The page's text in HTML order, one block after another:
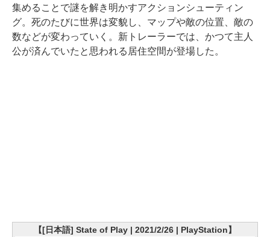
集めることで謎を解き明かすアクションシューティン
グ。死のたびに世界は変貌し、マップや敵の位置、敵の
数などが変わっていく。新トレーラーでは、かつて主人
公が済んでいたと思われる居住空間が登場した。
【[日本語] State of Play | 2021/2/26 | PlayStation】